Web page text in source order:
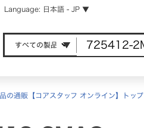
Language: 日本語 - JP ▼
の通販【コアスタッフ オンライン】トップ